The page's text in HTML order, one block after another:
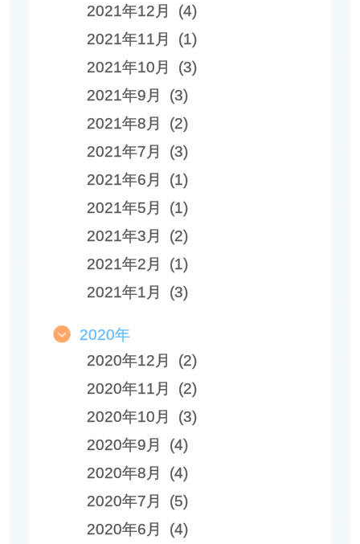
2021年12月 (4)
2021年11月 (1)
2021年10月 (3)
2021年9月 (3)
2021年8月 (2)
2021年7月 (3)
2021年6月 (1)
2021年5月 (1)
2021年3月 (2)
2021年2月 (1)
2021年1月 (3)
2020年
2020年12月 (2)
2020年11月 (2)
2020年10月 (3)
2020年9月 (4)
2020年8月 (4)
2020年7月 (5)
2020年6月 (4)